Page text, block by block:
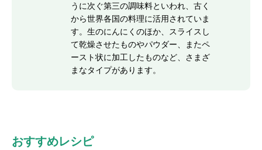
うに次ぐ第三の調味料といわれ、古く
から世界各国の料理に活用されていま
す。生のにんにくのほか、スライスし
て乾燥させたものやパウダー、またペ
ースト状に加工したものなど、さまざ
まなタイプがあります。
おすすめレシピ